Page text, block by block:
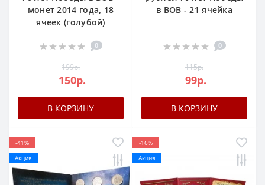
монет 2014 года, 18
ячеек (голубой)
0
199р.
150р.
В КОРЗИНУ
в ВОВ - 21 ячейка
0
115р.
99р.
В КОРЗИНУ
-41%
Акция
-16%
Акция